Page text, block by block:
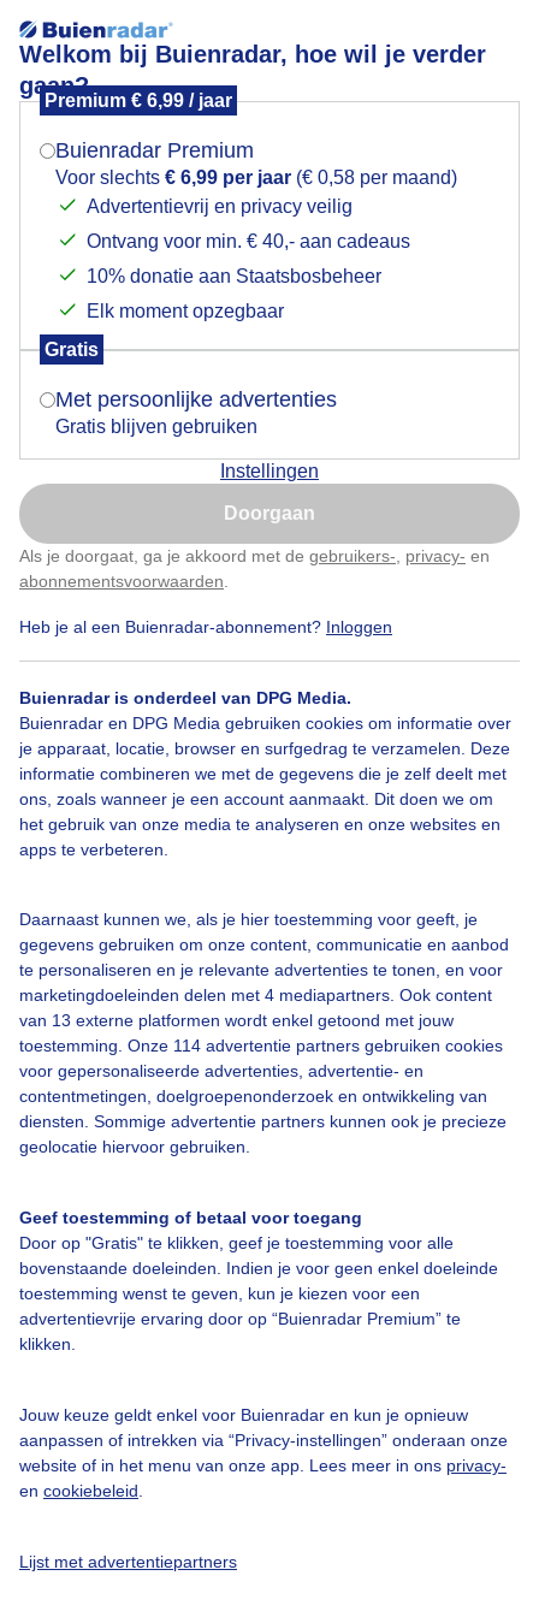
Welkom bij Buienradar, hoe wil je verder
gaan?
Premium € 6,99 / jaar
Buienradar Premium
Voor slechts € 6,99 per jaar (€ 0,58 per maand)
Advertentievrij en privacy veilig
Ontvang voor min. € 40,- aan cadeaus
10% donatie aan Staatsbosbeheer
Elk moment opzegbaar
Gratis
Met persoonlijke advertenties
Gratis blijven gebruiken
Instellingen
Doorgaan
Als je doorgaat, ga je akkoord met de gebruikers- privacy- en
abonnementsvoorwaarden
Heb je al een Buienradar-abonnement? Inloggen
Buienradar is onderdeel van DPG Media.
Buienradar en DPG Media gebruiken cookies om informatie over
je apparaat, locatie, browser en surfgedrag te verzamelen. Deze
informatie combineren we met de gegevens die je zelf deelt met
ons, zoals wanneer je een account aanmaakt. Dit doen we om
het gebruik van onze media te analyseren en onze websites en
apps te verbeteren.
Daarnaast kunnen we, als je hier toestemming voor geeft, je
gegevens gebruiken om onze content, communicatie en aanbod
te personaliseren en je relevante advertenties te tonen, en voor
marketingdoeleinden delen met 4 mediapartners. Ook content
van 13 externe platformen wordt enkel getoond met jouw
toestemming. Onze 114 advertentie partners gebruiken cookies
voor gepersonaliseerde advertenties, advertentie- en
contentmetingen, doelgroepenonderzoek en ontwikkeling van
diensten. Sommige advertentie partners kunnen ook je precieze
geolocatie hiervoor gebruiken.
Geef toestemming of betaal voor toegang
Door op "Gratis" te klikken, geef je toestemming voor alle
bovenstaande doeleinden. Indien je voor geen enkel doeleinde
toestemming wenst te geven, kun je kiezen voor een
advertentievrije ervaring door op “Buienradar Premium” te
klikken.
Jouw keuze geldt enkel voor Buienradar en kun je opnieuw
aanpassen of intrekken via “Privacy-instellingen” onderaan onze
website of in het menu van onze app. Lees meer in ons privacy-
en cookiebeleid
Lijst met advertentiepartners
weinig wind,weerspiegeling....soms klaart het wat op
maar
meest van de dag is het grijs..niet koud
Door: Nel van Es Gemaakt: 13-10-2025, 55x bekeken
Weerspiegeling Blauwelucht Bewolking
Bekijk slideshow
Een moment geduld aub...
Bedrijfsgegevens
Veelgestelde vragen
Contact
Gebruikersvoorwaarden
Adverteren
Mogen we je locatie gebruiken voor het
Indien je hier nog geen akkoord op hebt gegeven,
verschijnt er zo een pop-up uit je browser waarin
Is goed, toon de popup
Nu niet, misschien later
Klik hierom dit aan te passen